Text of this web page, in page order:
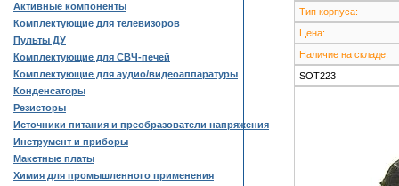
Активные компоненты
Комплектующие для телевизоров
Пульты ДУ
Комплектующие для СВЧ-печей
Комплектующие для аудио/видеоаппаратуры
Конденсаторы
Резисторы
Источники питания и преобразователи напряжения
Инструмент и приборы
Макетные платы
Химия для промышленного применения
Тип корпуса:
Цена:
Наличие на складе:
SOT223